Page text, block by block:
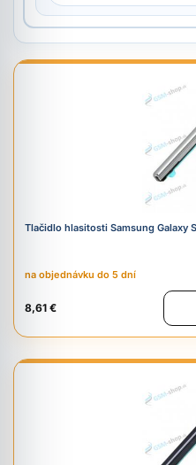
Tlačidlo hlasitosti Samsung Galaxy
na objednávku do 5 dní
8,61 €